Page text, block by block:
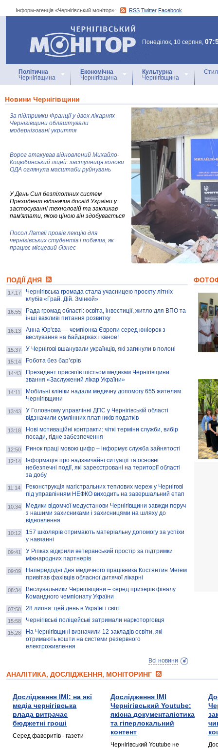
Інформ-агенція «Чернігівський монітор»: RSS Twitter Facebook
Інформ-агенція
«Чернігівський монітор»
Понеділок, 10 серпня,
Політична
Чернігівщина
Економічна
Чернігівщина
Культурна
Чернігівщина
Новини Чернігівщини
За підтримки Франції у двох лікарнях
Чернігівщини облаштували
модернізовані укриття
Ворог атакував відновлений Михайло-
Коцюбинський ліцей: заступниця голови
ОДА оглянула масштаби руйнувань
У День Сил безпілотних систем
Президент відзначив досвід України у
застосуванні технологій та закликав
пам'ятати, якою ціною він здобувається
Посол Латвії провів лекцію для
чернігівських студентів і побачив, як
працює місцевий бізнес
колекцію про війну, емоції та тварин
AB InBev Efes Україна підтримала
навчальний проєкт "Молодіжна бізнес-
школа", спрямований на розвиток
підприємництва у Чернігівській області
Золота тварина: видання Forbes
написало про чернігівця Патрона: хто і
скільки на ньому заробляє? І куди
витрачають?
ПОДІЇ ДНЯ
17:17
Чернігівська громада стала учасницею проєкту літніх
клубів «Грай. Дій. Змінюй»
16:55
Рада громад області: освіта, інвестиції, житло для ВПО та
інші важливі питання розвитку
16:13
Анна Юр'єва — чемпіонка Європи серед юніорок з
веслування на байдарках і каное!
15:37 У Чернігові вшанували українців, які загинули в полоні
15:14 Робота без бар’єрів
14:43
Президент присвоїв шістьом медикам Чернігівщини
звання «Заслужений лікар України»
14:11
Мобільні клініки надали медичну допомогу 655 жителям
Чернігівщини
13:43
У Головному управлінні ДПС у Чернігівській області
відзначили сумлінних платників податків
13:18
Нові мотиваційні контракти: чіткі терміни служби, вибір
посади, гідне забезпечення
12:50 Ринок праці мовою цифр – інформує служба зайнятості
12:14
Інформація про надзвичайні ситуації та основні
небезпечні події, які зареєстровані на території області
за добу
11:14
Реконструкція магістральних теплових мереж у Чернігові
під управлінням НЕФКО виходить на завершальний етап
10:34
Медики відомчої медустанови Чернігівщини завжди поруч
з нашими захисниками і захисницями на шляху до
відновлення
10:12
157 школярів отримають матеріальну допомогу за успіхи
у навчанні
09:41
У Ріпках відкрили ветеранський простір за підтримки
міжнародних партнерів
09:09
Напередодні Дня медичного працівника Костянтин Мегем
привітав фахівців обласної дитячої лікарні
08:34
Веслувальники Чернігівщини – серед призерів фіналу
Командного чемпіонату України
07:58 28 липня: цей день в Україні і світі
15:58 Чернігівські поліцейські затримали наркоторговця
15:28
На Чернігівщині визначили 12 закладів освіти, які
отримають кошти на системи резервного
електроживлення
Всі новини
АНАЛІТИКА, ДОСЛІДЖЕННЯ, МОНІТОРИНГ
Дослідження ІМІ: на які
медіа чернігівська
влада витрачає
бюджетні гроші
Серед фаворитів - газети
Дослідження ІМІ
Чернігівський Youtube:
якісна документалістика
та гіперлокальний
контент
Чернігівський Youtube не